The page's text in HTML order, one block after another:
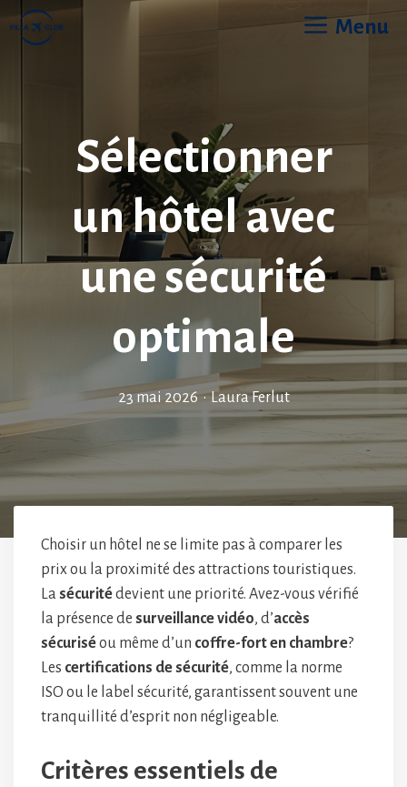
Aller
au
Menu
Sélectionner
un hôtel avec
une sécurité
optimale
23 mai 2026 • Laura Ferlut
Choisir un hôtel ne se limite pas à comparer les
prix ou la proximité des attractions touristiques.
Lasécuritédevient une priorité. Avez-vous vérifié
la présence de surveillance vidéo, d’accès
sécuriséou même d’un coffre-fort en chambre?
Les certifications de sécurité, comme la norme
ISO ou le label sécurité, garantissent souvent une
tranquillité d’esprit non négligeable.
Critères essentiels de